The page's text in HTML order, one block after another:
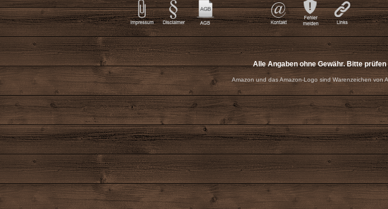
Alle Angaben ohne Gewähr. Bitte
Amazon und das Amazon-Logo sind Warenzeichen von